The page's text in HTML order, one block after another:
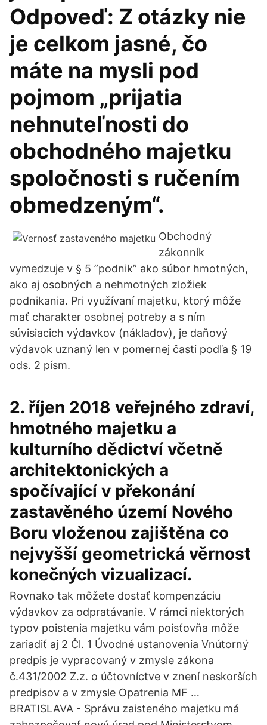
Odpoveď: Z otázky nie
je celkom jasné, čo
máte na mysli pod
pojmom „prijatia
nehnuteľnosti do
obchodného majetku
spoločnosti s ručením
obmedzeným“.
Obchodný
zákonník
vymedzuje v § 5 ”podnik” ako súbor hmotných,
ako aj osobných a nehmotných zložiek
podnikania. Pri využívaní majetku, ktorý môže
mať charakter osobnej potreby a s ním
súvisiacich výdavkov (nákladov), je daňový
výdavok uznaný len v pomernej časti podľa § 19
ods. 2 písm.
2. říjen 2018 veřejného zdraví,
hmotného majetku a
kulturního dědictví včetně
architektonických a
spočívající v překonání
zastavěného území Nového
Boru vloženou zajištěna co
nejvyšší geometrická věrnost
konečných vizualizací.
Rovnako tak môžete dostať kompenzáciu
výdavkov za odpratávanie. V rámci niektorých
typov poistenia majetku vám poisťovňa môže
zariadiť aj 2 Čl. 1 Úvodné ustanovenia Vnútorný
predpis je vypracovaný v zmysle zákona
č.431/2002 Z.z. o účtovníctve v znení neskorších
predpisov a v zmysle Opatrenia MF …
BRATISLAVA - Správu zaisteného majetku má